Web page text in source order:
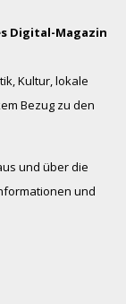
Digital-Magazin
Kultur, lokale
Bezug zu den
und über die
und